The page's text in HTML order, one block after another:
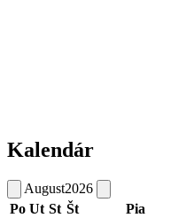
Kalendár
August2026
Po Ut St Št Pia